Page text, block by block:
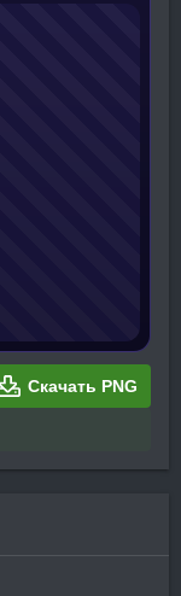
Скачать PNG